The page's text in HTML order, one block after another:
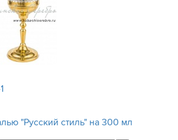
"Русский стиль" на 300 мл